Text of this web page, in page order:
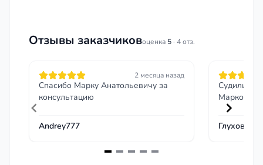
Отзывы заказчиковоценка 5 · 4 отз.
2 месяца назад
Спасибо Марку Анатольевичу за
консультацию
Andrey777
Судились